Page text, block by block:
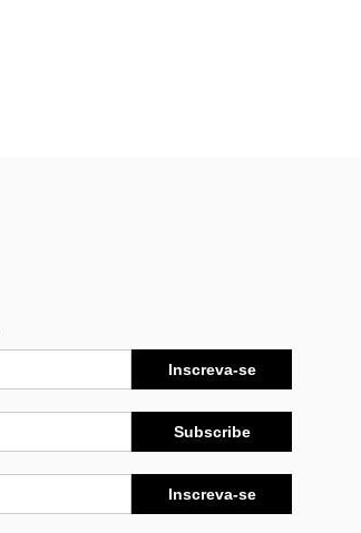
Inscreva-se
Subscribe
Inscreva-se